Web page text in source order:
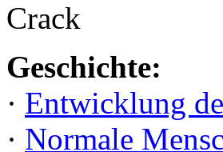
Crack
Geschichte:
· Entwicklung
· Normale